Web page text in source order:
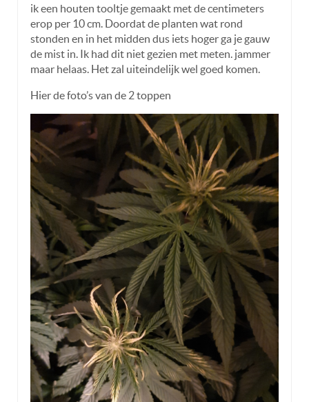
ik een houten tooltje gemaakt met de centimeters
erop per 10 cm. Doordat de planten wat rond
stonden en in het midden dus iets hoger ga je gauw
de mist in. Ik had dit niet gezien met meten. jammer
maar helaas. Het zal uiteindelijk wel goed komen.
Hier de foto’s van de 2 toppen